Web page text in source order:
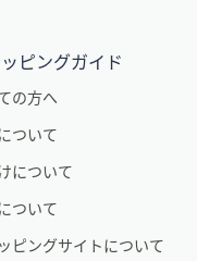
ピングガイド
の方へ
ついて
について
ついて
ピングサイトについて